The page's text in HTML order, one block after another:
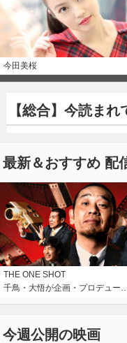
今田美桜
【総合】今読まれ
最新＆おすすめ 配
THE ONE SHOT
千鳥・大悟が企画・プロデュー…
今週公開の映画